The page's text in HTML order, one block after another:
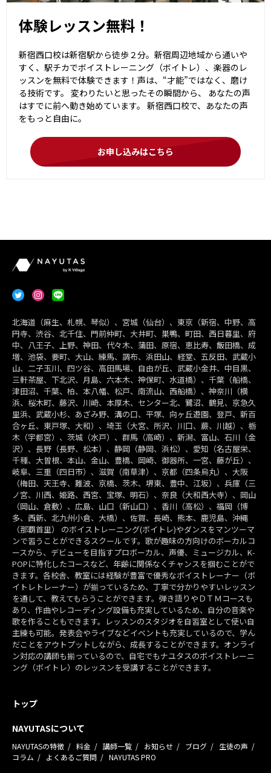
体験レッスン無料！
新宿西口校は新宿駅から徒歩２分。新宿周辺地域から通いや
すく、駅チカでボイストレーニング（ボイトレ）、楽器のレ
ッスンを無料で体験できます！声は、“才能”ではなく、磨け
る技術です。 変わりたいと思ったその瞬間から、 あなたの声
はすでに前へ動き始めています。 新宿西口校で、あなたの声
をもっと自由に。
お申し込みはこちら
北海道（麻生、札幌、琴似）、宮城（仙台）、東京（新宿、中野、高
円寺、渋谷、北千住、門前仲町、大井町、巣鴨、町田、西日暮里、府
中、八王子、上野、神田、代々木、蒲田、原宿、恵比寿、飯田橋、成
増、池袋、要町、大山、練馬、調布、浜田山、経堂、五反田、武蔵小
山、二子玉川、四ツ谷、高田馬場、自由が丘、武蔵小金井、中目黒、
三軒茶屋、下北沢、月島、六本木、神保町、水道橋）、千葉（船橋、
津田沼、千葉、柏、本八幡、松戸、南流山、西船橋）、神奈川（横
浜、桜木町、藤沢、川崎、本厚木、センター北、鷺沼、鶴見、京急久
里浜、武蔵小杉、あざみ野、溝の口、平塚、向ヶ丘遊園、登戸、新百
合ヶ丘、東戸塚、大和）、埼玉（大宮、所沢、川口、蕨、川越）、栃
木（宇都宮）、茨城（水戸）、群馬（高崎）、新潟、富山、石川（金
沢）、長野（長野、松本）、静岡（静岡、浜松）、愛知（名古屋栄、
千種、大曽根、本山、金山、豊橋、岡崎、御器所、一宮、藤が丘）、
岐阜、三重（四日市）、滋賀（南草津）、京都（四条烏丸）、大阪
（梅田、天王寺、難波、京橋、茨木、堺東、豊中、江坂）、兵庫（三
ノ宮、川西、姫路、西宮、宝塚、明石）、奈良（大和西大寺）、岡山
（岡山、倉敷）、広島、山口（新山口）、香川（高松）、福岡（博
多、西新、北九州小倉、大橋）、佐賀、長崎、熊本、鹿児島、沖縄
（那覇首里） のボイストレーニング(ボイトレ)やダンスをマンツーマ
ンで習うことができるスクールです。歌が趣味の方向けのボーカルコ
ースから、デビューを目指すプロボーカル、声優、ミュージカル、K-
POPに特化したコースなど、年齢に関係なくチャンスを掴むことがで
きます。各校舎、教室には経験が豊富で優秀なボイストレーナー（ボ
イトレトレーナー）が揃っているため、丁寧で分かりやすいレッスン
を通して、教えてもらうことができます。弾き語りやＤＴＭコースも
あり、作曲やレコーディング設備も充実しているため、自分の音楽や
歌を作ることもできます。レッスンのスタジオを自習室として使い自
主練も可能。発表会やライブなどイベントも充実しているので、学ん
だことをアウトプットしながら、成長することができます。オンライ
ン対応の講師も揃っているので、自宅でもナユタスのボイストレーニ
ング（ボイトレ）のレッスンを受講することができます。
トップ
NAYUTASについて
NAYUTASの特徴 料金 講師一覧 お知らせ ブログ
生徒の声
コラム
よくあるご質問 NAYUTAS PRO